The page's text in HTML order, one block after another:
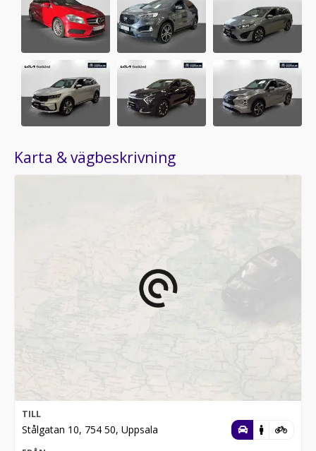
Karta & vägbeskrivning
TILL
Stålgatan 10, 754 50, Uppsala